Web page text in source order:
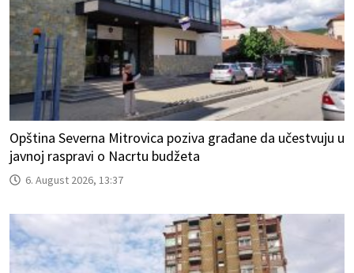
Opština Severna Mitrovica poziva građane da učestvuju u
javnoj raspravi o Nacrtu budžeta
6. August 2026, 13:37